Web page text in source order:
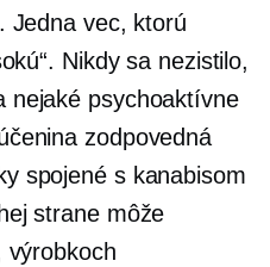
Jedna vec, ktorú
Nikdy sa nezistilo,
nejaké psychoaktívne
zodpovedná
spojené s kanabisom
strane môže
výrobkoch